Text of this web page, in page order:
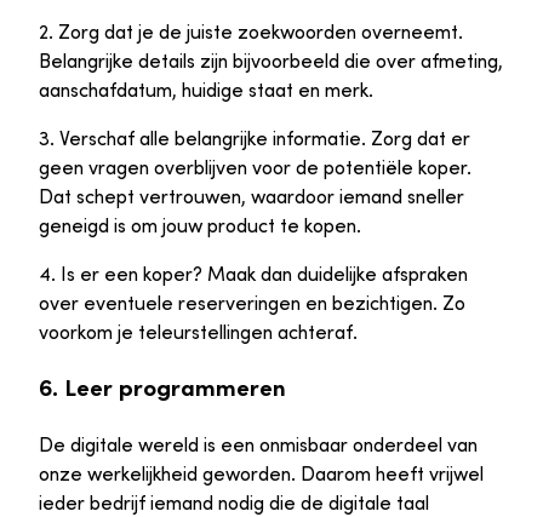
2. Zorg dat je de juiste zoekwoorden overneemt.
Belangrijke details zijn bijvoorbeeld die over afmeting,
aanschafdatum, huidige staat en merk.
3. Verschaf alle belangrijke informatie. Zorg dat er
geen vragen overblijven voor de potentiële koper.
Dat schept vertrouwen, waardoor iemand sneller
geneigd is om jouw product te kopen.
4. Is er een koper? Maak dan duidelijke afspraken
over eventuele reserveringen en bezichtigen. Zo
voorkom je teleurstellingen achteraf.
6. Leer programmeren
De digitale wereld is een onmisbaar onderdeel van
onze werkelijkheid geworden. Daarom heeft vrijwel
ieder bedrijf iemand nodig die de digitale taal